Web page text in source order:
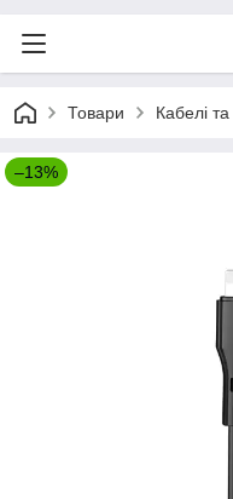
Товари Кабелі
–13%